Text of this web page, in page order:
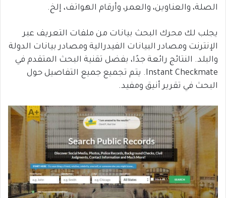
الصلة، والعناوين، والعمر، وأرقام الهواتف، إلخ.
يجلب لك محرك البحث بيانات من ملفات التعريف عبر
الإنترنت ومصادر البيانات الفيدرالية ومصادر بيانات الدولة
والبلد. النتائج رائعة جدًا، بفضل تقنية البحث المتقدم في
Instant Checkmate. يتم تجميع جميع التفاصيل حول
البحث في تقرير أنيق ومفيد.